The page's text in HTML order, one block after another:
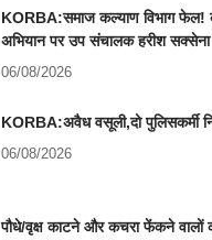
KORBA:समाज कल्याण विभाग फेल!
अभियान पर उप संचालक हरीश सक्सेना
06/08/2026
KORBA:अवैध वसूली,दो पुलिसकर्मी
06/08/2026
पौधे/वृक्ष काटने और कचरा फेंकने वालों